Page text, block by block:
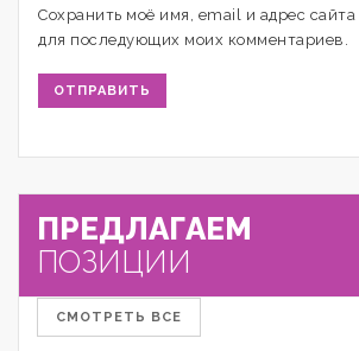
Сохранить моё имя, email и адрес
для последующих моих комментариев.
ПРЕДЛАГАЕМ
ПОЗИЦИИ
СМОТРЕТЬ ВСЕ